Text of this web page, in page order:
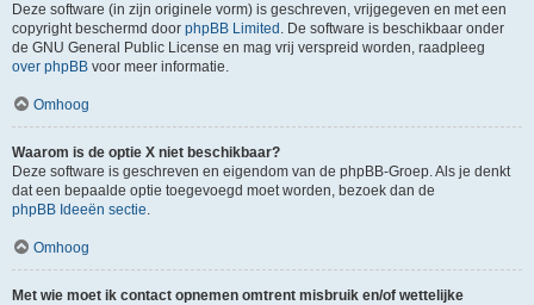
Deze software (in zijn originele vorm) is geschreven, vrijgegeven en met een
copyright beschermd door phpBB Limited . De software is beschikbaar onder
de GNU General Public License en mag vrij verspreid worden, raadpleeg
over phpBB voor meer informatie.
Omhoog
Waarom is de optie X niet beschikbaar?
Deze software is geschreven en eigendom van de phpBB-Groep. Als je denkt
dat een bepaalde optie toegevoegd moet worden, bezoek dan de
phpBB Ideeën sectie.
Omhoog
Met wie moet ik contact opnemen omtrent misbruik en/of wettelijke